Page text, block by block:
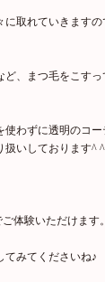
取れていきます
、まつ毛をこす
わずに透明のコー
扱いしております^ ^
体験いただけます。
てみてくださいね♪